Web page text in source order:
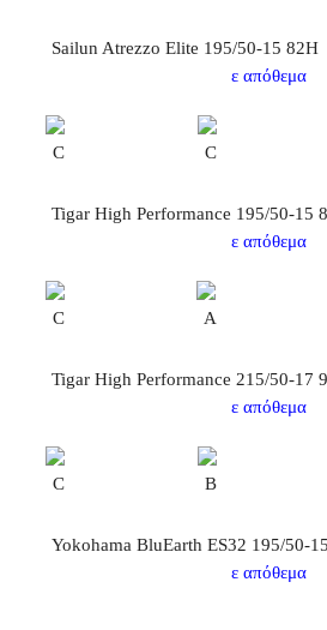
Sailun Atrezzo Elite 195/50-15 82H
ε απόθεμα
C C
Tigar High Performance 195/50-15
ε απόθεμα
C A
Tigar High Performance 215/50-17
ε απόθεμα
C B
Yokohama BluEarth ES32 195/50-
ε απόθεμα